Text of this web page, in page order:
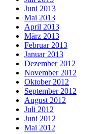
Juni 2013
Mai 2013
April 2013
März 2013
Februar 2013
Januar 2013
Dezember 2012
November 2012
Oktober 2012
September 2012
August 2012
Juli 2012
Juni 2012
Mai 2012